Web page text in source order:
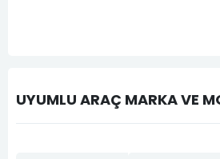
UYUMLU ARAÇ MARKA VE